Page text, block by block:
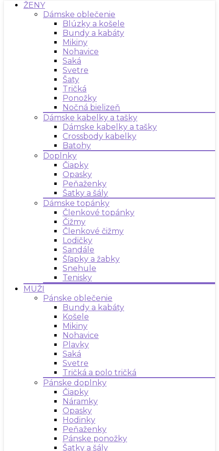
ŽENY
Dámske oblečenie
Blúzky a košele
Bundy a kabáty
Mikiny
Nohavice
Saká
Svetre
Šaty
Tričká
Ponožky
Nočná bielizeň
Dámske kabelky a tašky
Dámske kabelky a tašky
Crossbody kabelky
Batohy
Doplnky
Čiapky
Opasky
Peňaženky
Šatky a šály
Dámske topánky
Členkové topánky
Čižmy
Členkové čižmy
Lodičky
Sandále
Šľapky a žabky
Snehule
Tenisky
MUŽI
Pánske oblečenie
Bundy a kabáty
Košele
Mikiny
Nohavice
Plavky
Saká
Svetre
Tričká a polo tričká
Pánske doplnky
Čiapky
Náramky
Opasky
Hodinky
Peňaženky
Pánske ponožky
Šatky a šály